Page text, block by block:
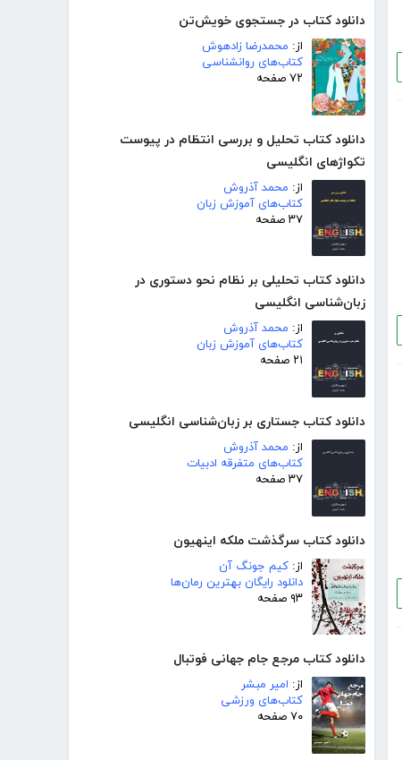
دانلود کتاب در جستجوی خویش‌تن
از: محمدرضا زادهوش
کتاب‌های روانشناسی
۷۲ صفحه
دانلود کتاب تحلیل و بررسی انتظام در پیوست
تکواژهای انگلیسی
از: محمد آذروش
کتاب‌های آموزش زبان
۳۷ صفحه
دانلود کتاب تحلیلی بر نظام نحو دستوری در
زبان‌شناسی انگلیسی
از: محمد آذروش
کتاب‌های آموزش زبان
۲۱ صفحه
دانلود کتاب جستاری بر زبان‌شناسی انگلیسی
از: محمد آذروش
کتاب‌های متفرقه ادبیات
۳۷ صفحه
دانلود کتاب سرگذشت ملکه اینهیون
از: کیم جونگ آن
دانلود رایگان بهترین رمان‌ها
۹۳ صفحه
دانلود کتاب مرجع جام جهانی فوتبال
از: امیر مبشر
کتاب‌های ورزشی
۷۰ صفحه